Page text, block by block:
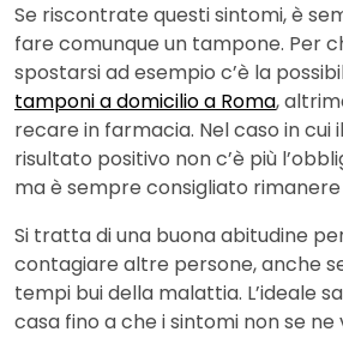
Se riscontrate questi sintomi, è
fare comunque un tampone. Per
spostarsi ad esempio c’è la
tamponi a domicilio a Roma,
recare in farmacia. Nel caso in cui
risultato positivo non c’è più
ma è sempre consigliato rimanere
Si tratta di una buona abitudine
contagiare altre persone, anche
tempi bui della malattia. L’ideale
casa fino a che i sintomi non se